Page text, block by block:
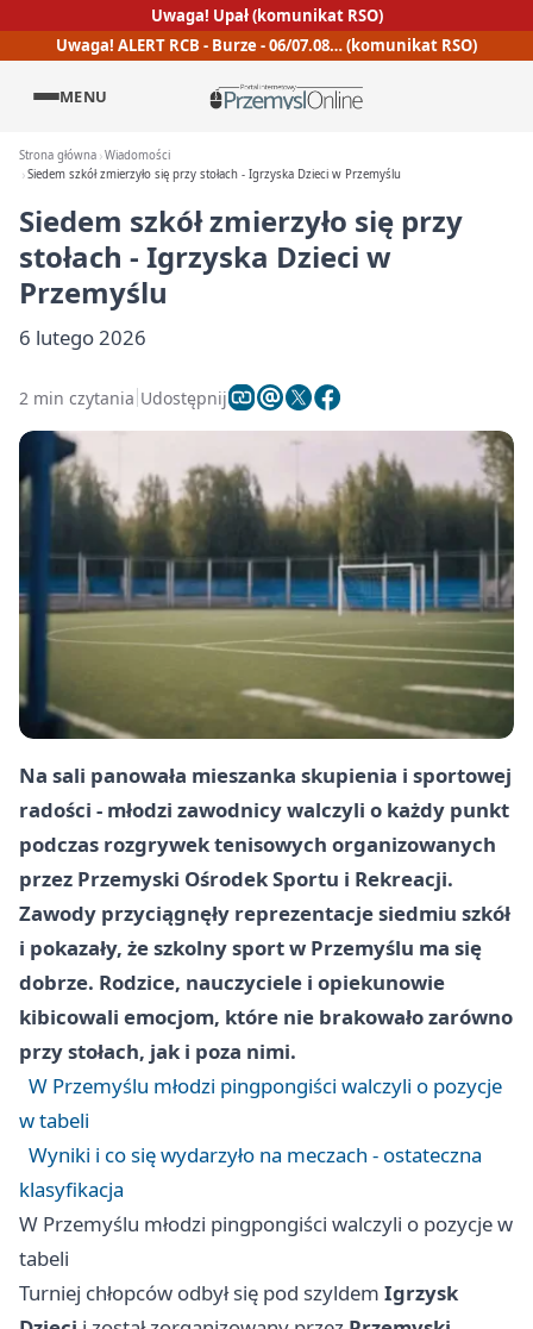
Uwaga! Upał (komunikat RSO)
Uwaga! ALERT RCB - Burze - 06/07.08… (komunikat RSO)
MENU
Strona główna Wiadomości
Siedem szkół zmierzyło się przy stołach - Igrzyska Dzieci w Przemyślu
Siedem szkół zmierzyło się przy
stołach - Igrzyska Dzieci w
Przemyślu
6 lutego 2026
2 min czytania Udostępnij
Na sali panowała mieszanka skupienia i sportowej
radości - młodzi zawodnicy walczyli o każdy punkt
podczas rozgrywek tenisowych organizowanych
przez Przemyski Ośrodek Sportu i Rekreacji.
Zawody przyciągnęły reprezentacje siedmiu szkół
i pokazały, że szkolny sport w Przemyślu ma się
dobrze. Rodzice, nauczyciele i opiekunowie
kibicowali emocjom, które nie brakowało zarówno
przy stołach, jak i poza nimi.
W Przemyślu młodzi pingpongiści walczyli o pozycje
w tabeli
Wyniki i co się wydarzyło na meczach - ostateczna
klasyfikacja
W Przemyślu młodzi pingpongiści walczyli o pozycje w
tabeli
Turniej chłopców odbył się pod szyldem Igrzysk